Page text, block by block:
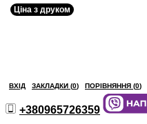
ВХІД ЗАКЛАДКИ (0) ПОРІВНЯННЯ (0)
+380965726359
Ціна з друком